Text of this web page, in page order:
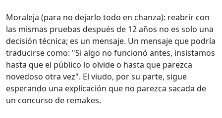
Moraleja (para no dejarlo todo en chanza): reabrir con
las mismas pruebas después de 12 años no es solo una
decisión técnica; es un mensaje. Un mensaje que podría
traducirse como: "Si algo no funcionó antes, insistamos
hasta que el público lo olvide o hasta que parezca
novedoso otra vez". El viudo, por su parte, sigue
esperando una explicación que no parezca sacada de
un concurso de remakes.